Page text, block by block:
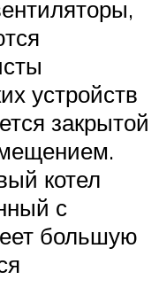
устройств
закрытой
котел
с
большую